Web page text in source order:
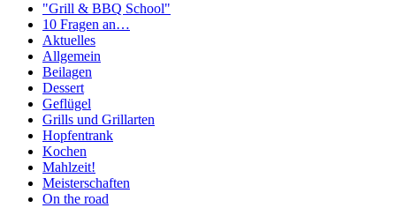
"Grill & BBQ School"
10 Fragen an…
Aktuelles
Allgemein
Beilagen
Dessert
Geflügel
Grills und Grillarten
Hopfentrank
Kochen
Mahlzeit!
Meisterschaften
On the road